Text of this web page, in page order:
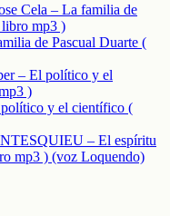
Cela – La familia de
mp3 )
de Pascual Duarte (
– El político y el
)
y el científico (
– El espíritu
mp3 ) (voz Loquendo)